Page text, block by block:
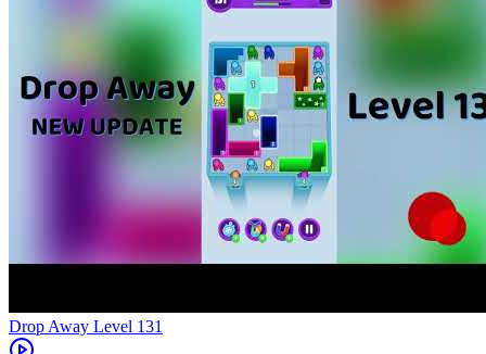
Level 131